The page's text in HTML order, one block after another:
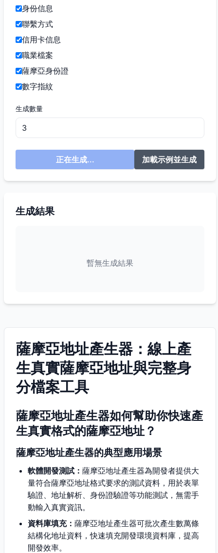
身份信息
聯繫方式
信用卡信息
職業檔案
薩摩亞身份證
數字指紋
生成數量
正在生成... 加載示例並生成
生成結果
暫無生成結果
薩摩亞地址產生器：線上產
生真實薩摩亞地址與完整身
分檔案工具
薩摩亞地址產生器如何幫助你快速產
生真實格式的薩摩亞地址？
薩摩亞地址產生器的典型應用場景
軟體開發測試： 薩摩亞地址產生器為開發者提供大
量符合薩摩亞地址格式要求的測試資料，用於表單
驗證、地址解析、身份證驗證等功能測試，無需手
動輸入真實資訊。
資料庫填充： 薩摩亞地址產生器可批次產生數萬條
結構化地址資料，快速填充開發環境資料庫，提高
開發效率。